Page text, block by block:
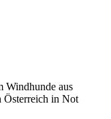
Windhunde aus
Österreich in Not